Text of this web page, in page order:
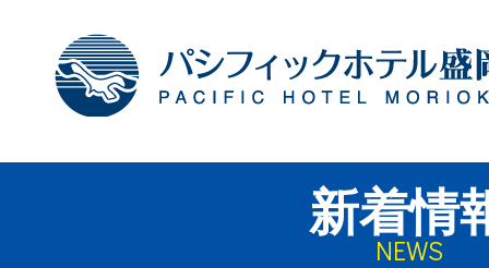
新着情
NEWS